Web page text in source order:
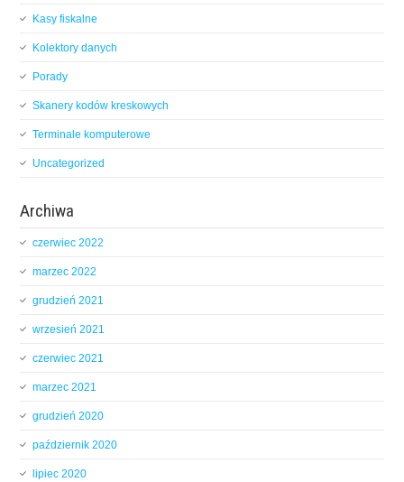
Kasy fiskalne
Kolektory danych
Porady
Skanery kodów kreskowych
Terminale komputerowe
Uncategorized
Archiwa
czerwiec 2022
marzec 2022
grudzień 2021
wrzesień 2021
czerwiec 2021
marzec 2021
grudzień 2020
październik 2020
lipiec 2020